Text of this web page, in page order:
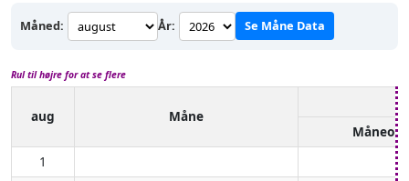
Måned: År: Se Måne Data
Rul til højre for at se flere
aug
Måne
1